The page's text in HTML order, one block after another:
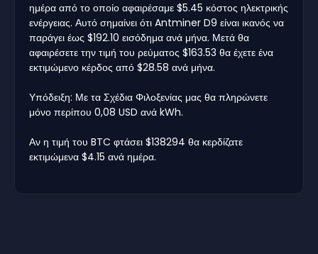
ημέρα από το οποίο αφαιρέσαμε $5.45 κόστος ηλεκτρικής
ενέργειας. Αυτό σημαίνει ότι Antminer D9 είναι ικανός να
παράγει έως $192.10 εισόδημα ανά μήνα. Μετά θα
αφαιρέσετε την τιμή του ρεύματος $163.53 θα έχετε ένα
εκτιμώμενο κέρδος από $28.58 ανά μήνα.
Υπόδειξη: Με τα Σχέδια Φιλοξενίας μας θα πληρώνετε
μόνο περίπου 0,08 USD ανά kWh.
Αν η τιμή του BTC φτάσει $138294 θα κερδίζατε
εκτιμώμενα $4.15 ανά ημέρα.